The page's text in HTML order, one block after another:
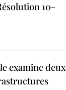
10-
examine deux